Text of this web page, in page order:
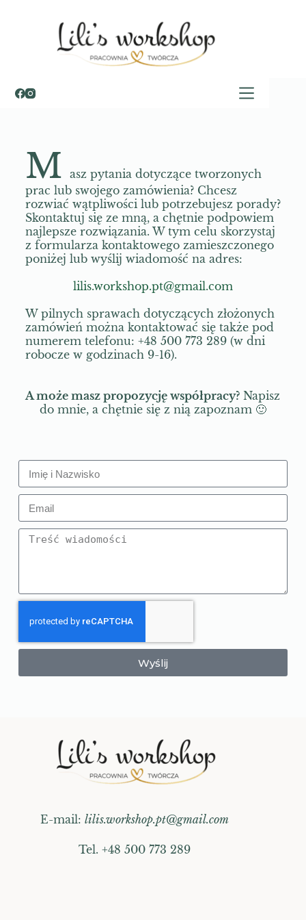
M asz pytania dotyczące tworzonych
prac lub swojego zamówienia? Chcesz
rozwiać wątpliwości lub potrzebujesz porady?
Skontaktuj się ze mną, a chętnie podpowiem
najlepsze rozwiązania. W tym celu skorzystaj
z formularza kontaktowego zamieszczonego
poniżej lub wyślij wiadomość na adres:
lilis.workshop.pt@gmail.com
W pilnych sprawach dotyczących złożonych
zamówień można kontaktować się także pod
numerem telefonu: +48 500 773 289 (w dni
robocze w godzinach 9-16).
A może masz propozycję współpracy? Napisz
do mnie, a chętnie się z nią zapoznam 🙂
Wyślij
E-mail:lilis.workshop.pt@gmail.com
Tel. +48 500 773 289